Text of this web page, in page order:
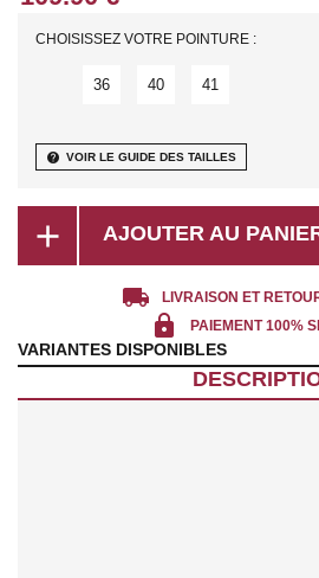
CHOISISSEZ VOTRE POINTURE :
36 40 41
help VOIR LE GUIDE DES TAILLES
add AJOUTER AU
local_shipping LIVRAISON ET
lock PAIEMENT 100%
VARIANTES DISPONIBLES